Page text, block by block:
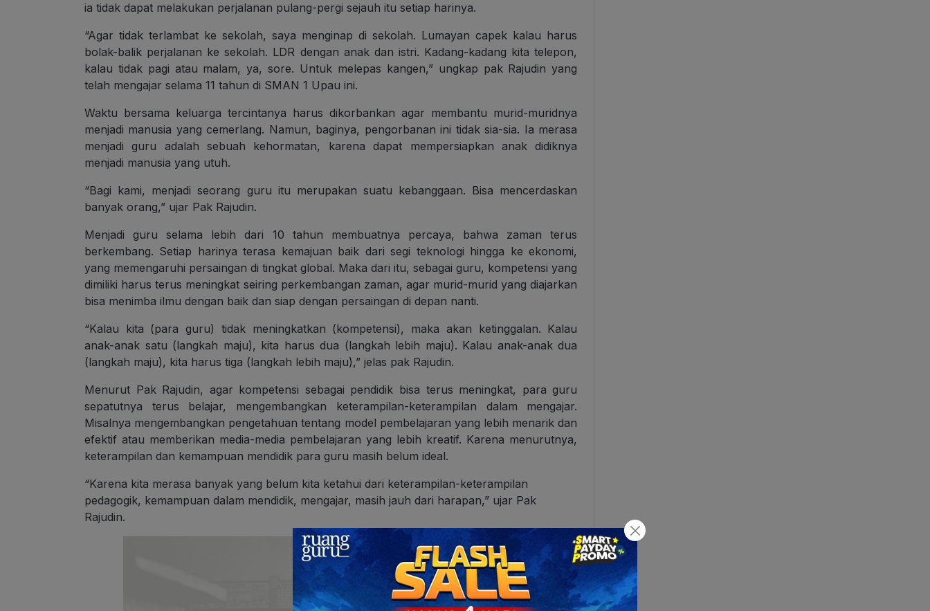
ia tidak dapat melakukan perjalanan pulang-pergi sejauh itu setiap harinya.
“Agar tidak terlambat ke sekolah, saya menginap di sekolah. Lumayan capek kalau harus
bolak-balik perjalanan ke sekolah. LDR dengan anak dan istri. Kadang-kadang kita telepon,
kalau tidak pagi atau malam, ya, sore. Untuk melepas kangen,” ungkap pak Rajudin yang
telah mengajar selama 11 tahun di SMAN 1 Upau ini.
Waktu bersama keluarga tercintanya harus dikorbankan agar membantu murid-muridnya
menjadi manusia yang cemerlang. Namun, baginya, pengorbanan ini tidak sia-sia. Ia merasa
menjadi guru adalah sebuah kehormatan, karena dapat mempersiapkan anak didiknya
menjadi manusia yang utuh.
“Bagi kami, menjadi seorang guru itu merupakan suatu kebanggaan. Bisa mencerdaskan
banyak orang,” ujar Pak Rajudin.
Menjadi guru selama lebih dari 10 tahun membuatnya percaya, bahwa zaman terus
berkembang. Setiap harinya terasa kemajuan baik dari segi teknologi hingga ke ekonomi,
yang memengaruhi persaingan di tingkat global. Maka dari itu, sebagai guru, kompetensi yang
dimiliki harus terus meningkat seiring perkembangan zaman, agar murid-murid yang diajarkan
bisa menimba ilmu dengan baik dan siap dengan persaingan di depan nanti.
“Kalau kita (para guru) tidak meningkatkan (kompetensi), maka akan ketinggalan. Kalau
anak-anak satu (langkah maju), kita harus dua (langkah lebih maju). Kalau anak-anak dua
(langkah maju), kita harus tiga (langkah lebih maju),” jelas pak Rajudin.
Menurut Pak Rajudin, agar kompetensi sebagai pendidik bisa terus meningkat, para guru
sepatutnya terus belajar, mengembangkan keterampilan-keterampilan dalam mengajar.
Misalnya mengembangkan pengetahuan tentang model pembelajaran yang lebih menarik dan
efektif atau memberikan media-media pembelajaran yang lebih kreatif. Karena menurutnya,
keterampilan dan kemampuan mendidik para guru masih belum ideal.
“Karena kita merasa banyak yang belum kita ketahui dari keterampilan-keterampilan
pedagogik, kemampuan dalam mendidik, mengajar, masih jauh dari harapan,” ujar Pak
Rajudin.